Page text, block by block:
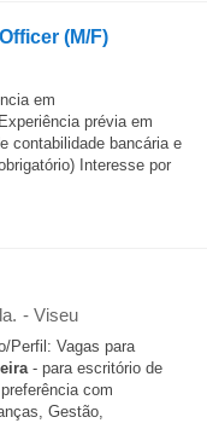
(M/F)
em
prévia em
contabilidade bancária e
Interesse por
- Viseu
Perfil: Vagas para
- para escritório de
com
Gestão,